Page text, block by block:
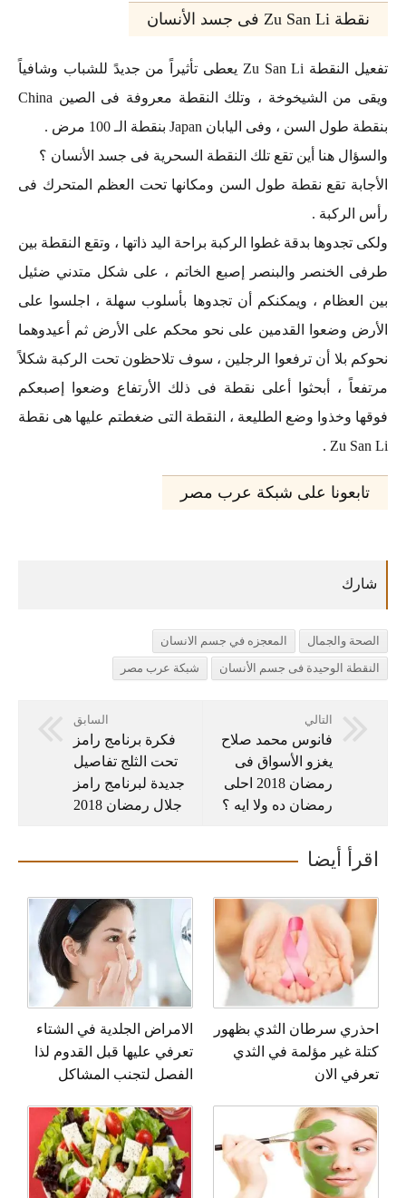
نقطة Zu San Li فى جسد الأنسان
تفعيل النقطة Zu San Li يعطى تأثيراً من جديدً للشباب وشافياً
ويقى من الشيخوخة ، وتلك النقطة معروفة فى الصين China
بنقطة طول السن ، وفى اليابان Japan بنقطة الـ 100 مرض .
والسؤال هنا أين تقع تلك النقطة السحرية فى جسد الأنسان ؟
الأجابة تقع نقطة طول السن ومكانها تحت العظم المتحرك فى
رأس الركبة .
ولكى تجدوها بدقة غطوا الركبة براحة اليد ذاتها ، وتقع النقطة بين
طرفى الخنصر والبنصر إصبع الخاتم ، على شكل متدني ضئيل
بين العظام ، ويمكنكم أن تجدوها بأسلوب سهلة ، اجلسوا على
الأرض وضعوا القدمين على نحو محكم على الأرض ثم أعيدوهما
نحوكم بلا أن ترفعوا الرجلين ، سوف تلاحظون تحت الركبة شكلاً
مرتفعاً ، أبحثوا أعلى نقطة فى ذلك الأرتفاع وضعوا إصبعكم
فوقها وخذوا وضع الطليعة ، النقطة التى ضغطتم عليها هى نقطة
Zu San Li .
تابعونا على شبكة عرب مصر
الصحة والجمال
المعجزه في جسم الانسان
النقطة الوحيدة فى جسم الأنسان
شبكة عرب مصر
التالي
فانوس محمد صلاح
يغزو الأسواق فى
رمضان 2018 احلى
رمضان ده ولا ايه ؟
السابق
فكرة برنامج رامز
تحت الثلج تفاصيل
جديدة لبرنامج رامز
جلال رمضان 2018
اقرأ أيضا
احذري سرطان الثدي بظهور
كتلة غير مؤلمة في الثدي
تعرفي الان
الامراض الجلدية في الشتاء
تعرفي عليها قبل القدوم لذا
الفصل لتجنب المشاكل